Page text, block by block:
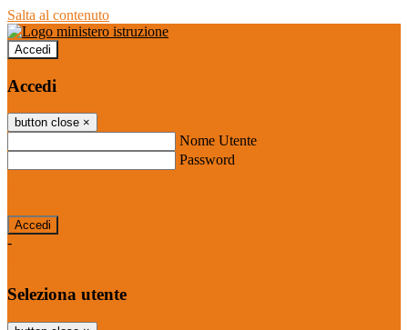
Salta al contenuto
Accedi
Accedi
button close ×
Nome Utente
Password
-
Seleziona utente